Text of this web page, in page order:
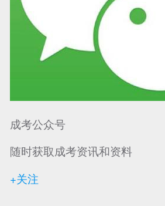
成考公众号
随时获取成考资讯和资料
+关注